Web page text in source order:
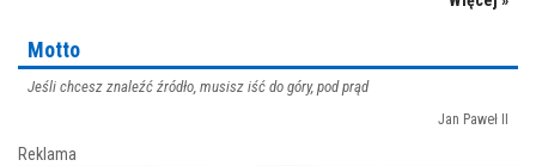
Motto
Jeśli chcesz znaleźć źródło, musisz iść do góry, pod prąd
Jan Paweł II
Reklama